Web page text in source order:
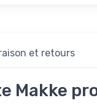
et retours
Makke